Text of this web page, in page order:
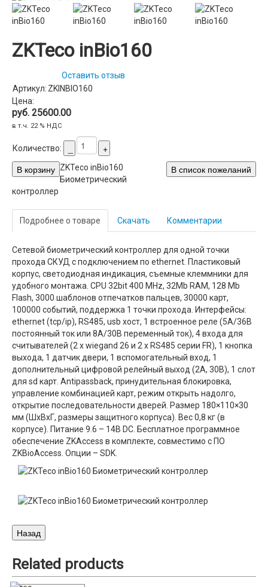
ZKTeco inBio160
Оставить отзыв
Артикул: ZKINBIO160
Цена:
руб. 25600.00
в т.ч. 22 % НДС
Количество:
ZKTeco inBio160
Биометрический
контроллер
Подробнее о товаре Скачать Комментарии
Сетевой биометрический контроллер для одной точки
прохода СКУД с подключением по ethernet. Пластиковый
корпус, светодиодная индикация, съемные клеммники для
удобного монтажа. CPU 32bit 400 MHz, 32Mb RAM, 128 Mb
Flash, 3000 шаблонов отпечатков пальцев, 30000 карт,
100000 событий, поддержка 1 точки прохода. Интерфейсы:
ethernet (tcp/ip), RS485, usb хост, 1 встроенное реле (5А/36В
постоянный ток или 8А/30В переменный ток), 4 входа для
считывателей (2 x wiegand 26 и 2 x RS485 серии FR), 1 кнопка
выхода, 1 датчик двери, 1 вспомогательный вход, 1
дополнительный цифровой релейный выход (2A, 30В), 1 слот
для sd карт. Antipassback, принудительная блокировка,
управление комбинацией карт, режим открыть надолго,
открытие последовательности дверей. Размер 180×110×30
мм (ШxВxГ, размеры защитного корпуса). Вес 0,8 кг (в
корпусе). Питание 9.6 – 14В DC. Бесплатное программное
обеспечение ZKAccess в комплекте, совместимо с ПО
ZKBioAccess. Опции – SDK.
Related products